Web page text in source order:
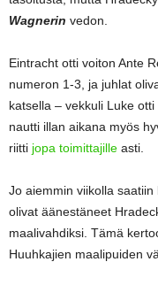
Wagnerin vedon.
Eintracht otti voiton Ante
numeron 1-3, ja juhlat
katsella – vekkuli Luke
nautti illan aikana myös
riitti jopa toimittajille asti.
Jo aiemmin viikolla
olivat äänestäneet
maalivahdiksi. Tämä
Huuhkajien maalipuiden